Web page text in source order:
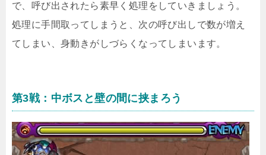
で、呼び出されたら素早く処理をしていきましょう。
処理に手間取ってしまうと、次の呼び出しで数が増え
てしまい、身動きがしづらくなってしまいます。
第3戦：中ボスと壁の間に挟まろう